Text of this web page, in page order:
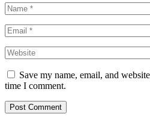
Save my name, email, and
time I comment.